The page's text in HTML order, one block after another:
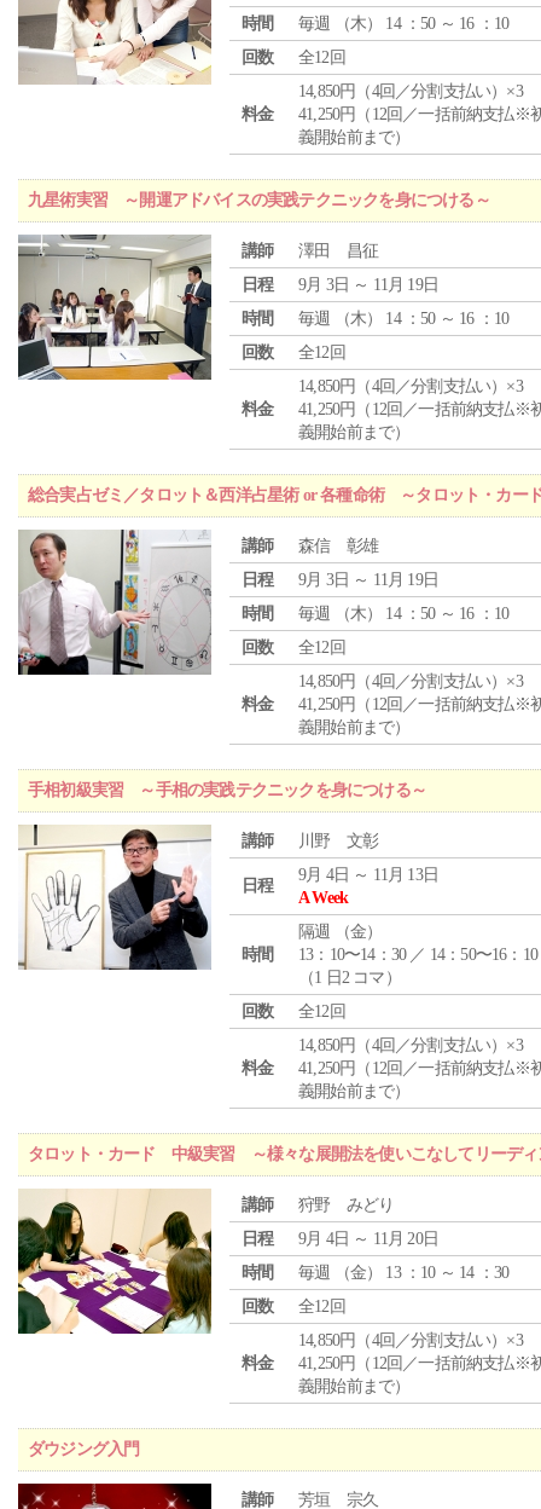
時間
毎週 （木） 14 ：50 ～ 16 ：10
回数
全12回
料金
14,850円（4回／分割支払い）×3
41,250円（12回／一括前納支払※
義開始前まで）
九星術実習 ～開運アドバイスの実践テクニックを身につける～
講師
澤田 昌征
日程
9月 3日 ～ 11月 19日
時間
毎週 （木） 14 ：50 ～ 16 ：10
回数
全12回
料金
14,850円（4回／分割支払い）×3
41,250円（12回／一括前納支払※
義開始前まで）
総合実占ゼミ／タロット＆西洋占星術 or 各種命術 ～タロット・カー
講師
森信 彰雄
日程
9月 3日 ～ 11月 19日
時間
毎週 （木） 14 ：50 ～ 16 ：10
回数
全12回
料金
14,850円（4回／分割支払い）×3
41,250円（12回／一括前納支払※
義開始前まで）
手相初級実習 ～手相の実践テクニックを身につける～
講師 川野 文彰
日程
9月 4日 ～ 11月 13日
A Week
時間
隔週 （金）
13：10〜14：30 ／ 14：50〜16：10
（1 日2 コマ）
回数
全12回
料金
14,850円（4回／分割支払い）×3
41,250円（12回／一括前納支払※
義開始前まで）
タロット・カード 中級実習 ～様々な展開法を使いこなしてリーディ
講師
狩野 みどり
日程
9月 4日 ～ 11月 20日
時間
毎週 （金） 13 ：10 ～ 14 ：30
回数
全12回
料金
14,850円（4回／分割支払い）×3
41,250円（12回／一括前納支払※
義開始前まで）
ダウジング入門
講師 芳垣 宗久